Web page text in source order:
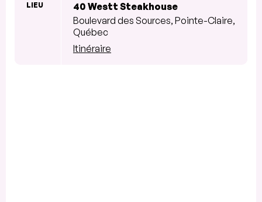
LIEU
40 Westt Steakhouse
Boulevard des Sources, Pointe-Claire,
Québec
Itinéraire